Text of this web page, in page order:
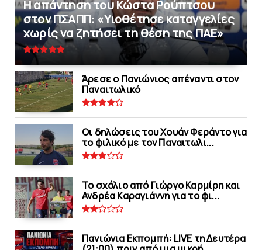
Η απάντηση του Κώστα Ρούπτσου
στον ΠΣΑΠΠ: «Υιοθέτησε καταγγελίες
χωρίς να ζητήσει τη θέση της ΠAΕ»
Άρεσε ο Πανιώνιος απέναντι στoν
Παναιτωλικό
Οι δηλώσεις του Χουάν Φεράντο για
το φιλικό με τoν Παναιτωλι...
Το σχόλιο από Γιώργο Καρμίρη και
Ανδρέα Καραγιάννη για το φι...
Πανιώνια Εκπομπή: LIVE τη Δευτέρα